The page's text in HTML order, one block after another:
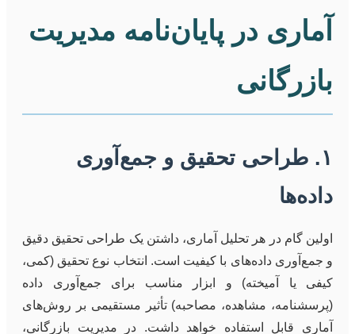
آماری در پایان‌نامه مدیریت
بازرگانی
۱. طراحی تحقیق و جمع‌آوری
داده‌ها
اولین گام در هر تحلیل آماری، داشتن یک طراحی تحقیق دقیق
و جمع‌آوری داده‌های با کیفیت است. انتخاب نوع تحقیق (کمی،
کیفی یا آمیخته) و ابزار مناسب برای جمع‌آوری داده
(پرسشنامه، مشاهده، مصاحبه) تأثیر مستقیمی بر روش‌های
آماری قابل استفاده خواهد داشت. در مدیریت بازرگانی،